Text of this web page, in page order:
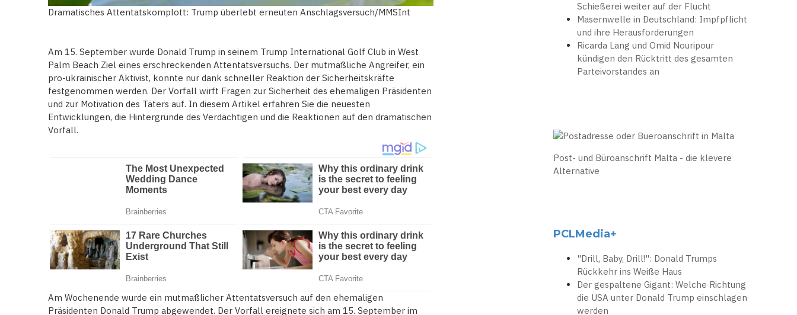
Dramatisches Attentatskomplott: Trump überlebt erneuten Anschlagsversuch/MMSInt
Am 15. September wurde Donald Trump in seinem Trump International Golf Club in West
Palm Beach Ziel eines erschreckenden Attentatsversuchs. Der mutmaßliche Angreifer, ein
pro-ukrainischer Aktivist, konnte nur dank schneller Reaktion der Sicherheitskräfte
festgenommen werden. Der Vorfall wirft Fragen zur Sicherheit des ehemaligen Präsidenten
und zur Motivation des Täters auf. In diesem Artikel erfahren Sie die neuesten
Entwicklungen, die Hintergründe des Verdächtigen und die Reaktionen auf den dramatischen
Vorfall.
Am Wochenende wurde ein mutmaßlicher Attentatsversuch auf den ehemaligen
Präsidenten Donald Trump abgewendet. Der Vorfall ereignete sich am 15. September im
Schießerei weiter auf der Flucht
Masernwelle in Deutschland: Impfpflicht
und ihre Herausforderungen
Ricarda Lang und Omid Nouripour
kündigen den Rücktritt des gesamten
Parteivorstandes an
Post- und Büroanschrift Malta - die klevere
Alternative
PCLMedia+
"Drill, Baby, Drill!": Donald Trumps
Rückkehr ins Weiße Haus
Der gespaltene Gigant: Welche Richtung
die USA unter Donald Trump einschlagen
werden